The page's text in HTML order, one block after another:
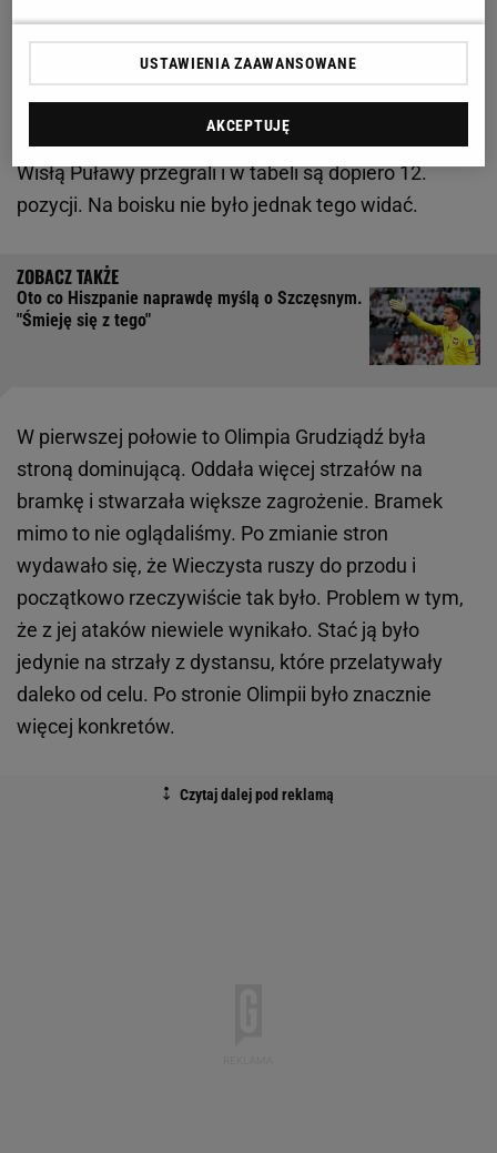
porażkę. Co prawda we wtorek sensacyjnie pokonali
Resovię Rzeszów i awansowali do 1/8 finału
Pucharu Polski, ale w rozgrywkach II ligi spisują
kiepsko. Dwa ostatnie mecze ze Skrą Częstochowa i
Wisłą Puławy przegrali i w tabeli są dopiero 12.
pozycji. Na boisku nie było jednak tego widać.
Oto co Hiszpanie naprawdę myślą o Szczęsnym.
"Śmieję się z tego"
W pierwszej połowie to Olimpia Grudziądź była
stroną dominującą. Oddała więcej strzałów na
bramkę i stwarzała większe zagrożenie. Bramek
mimo to nie oglądaliśmy. Po zmianie stron
wydawało się, że Wieczysta ruszy do przodu i
początkowo rzeczywiście tak było. Problem w tym,
że z jej ataków niewiele wynikało. Stać ją było
jedynie na strzały z dystansu, które przelatywały
daleko od celu. Po stronie Olimpii było znacznie
więcej konkretów.
USTAWIENIA ZAAWANSOWANE
AKCEPTUJĘ